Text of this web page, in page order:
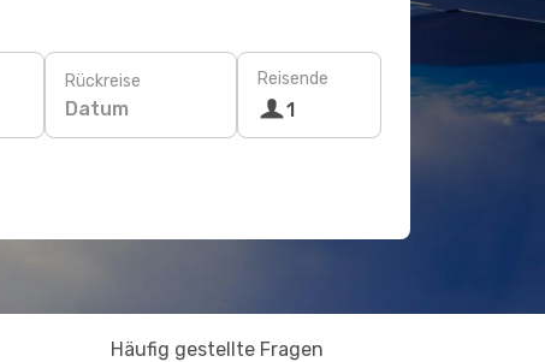
Rückreise
Datum
Reisende
1
Häufig gestellte Fragen